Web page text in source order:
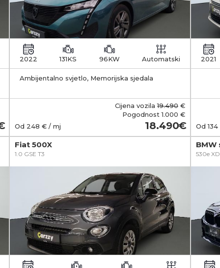
2022 131KS 96KW Automatski
Ambijentalno svjetlo, Memorijska sjedala
Cijena vozila19.490 €
Pogodnost1.000 €
Od 248 € / mj 18.490
2021
Od134
Fiat 500X
1.0 GSE T3
BMW
530e